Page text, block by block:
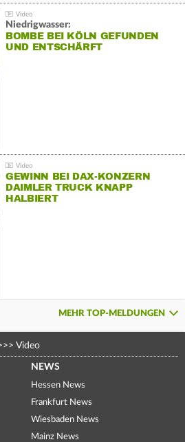
Niedrigwasser:
BOMBE BEI KÖLN GEFUNDEN
UND ENTSCHÄRFT
GEWINN BEI DAX-KONZERN
DAIMLER TRUCK KNAPP
HALBIERT
MEHR TOP-MELDUNGEN
Video
NEWS
Hessen News
Frankfurt News
Wiesbaden News
Mainz News